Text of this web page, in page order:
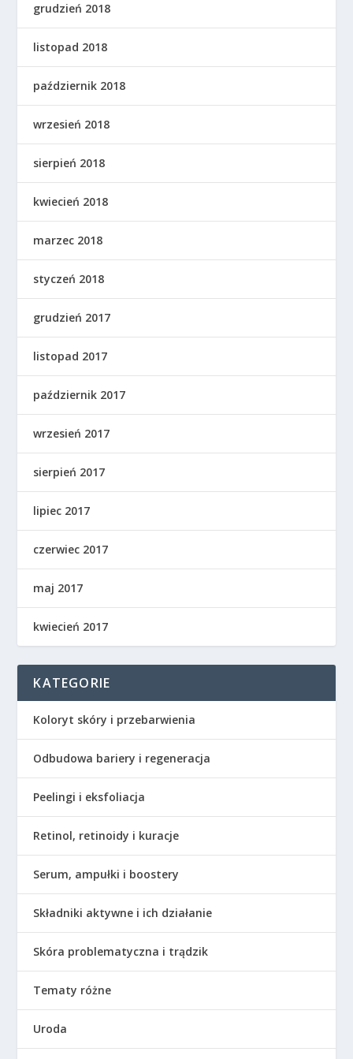
grudzień 2018
listopad 2018
październik 2018
wrzesień 2018
sierpień 2018
kwiecień 2018
marzec 2018
styczeń 2018
grudzień 2017
listopad 2017
październik 2017
wrzesień 2017
sierpień 2017
lipiec 2017
czerwiec 2017
maj 2017
kwiecień 2017
KATEGORIE
Koloryt skóry i przebarwienia
Odbudowa bariery i regeneracja
Peelingi i eksfoliacja
Retinol, retinoidy i kuracje
Serum, ampułki i boostery
Składniki aktywne i ich działanie
Skóra problematyczna i trądzik
Tematy różne
Uroda